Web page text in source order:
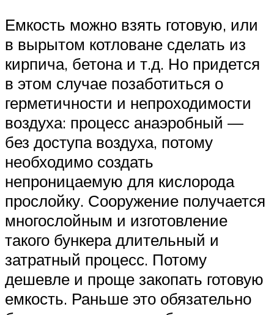
Емкость можно взять готовую, или
в вырытом котловане сделать из
кирпича, бетона и т.д. Но придется
в этом случае позаботиться о
герметичности и непроходимости
воздуха: процесс анаэробный —
без доступа воздуха, потому
необходимо создать
непроницаемую для кислорода
прослойку. Сооружение получается
многослойным и изготовление
такого бункера длительный и
затратный процесс. Потому
дешевле и проще закопать готовую
емкость. Раньше это обязательно